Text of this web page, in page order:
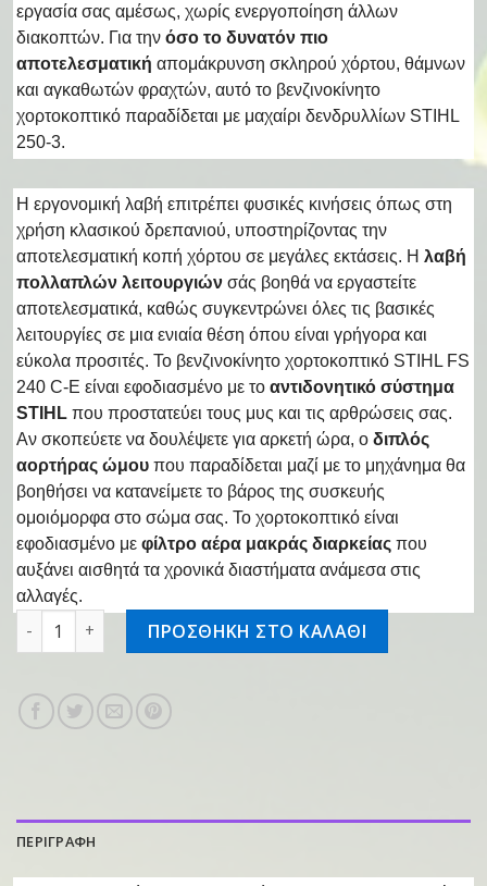
εργασία σας αμέσως, χωρίς ενεργοποίηση άλλων
διακοπτών. Για την όσο το δυνατόν πιο
αποτελεσματική απομάκρυνση σκληρού χόρτου, θάμνων
και αγκαθωτών φραχτών, αυτό το βενζινοκίνητο
χορτοκοπτικό παραδίδεται με μαχαίρι δενδρυλλίων STIHL
250-3.
Η εργονομική λαβή επιτρέπει φυσικές κινήσεις όπως στη
χρήση κλασικού δρεπανιού, υποστηρίζοντας την
αποτελεσματική κοπή χόρτου σε μεγάλες εκτάσεις. Η λαβή
πολλαπλών λειτουργιών σάς βοηθά να εργαστείτε
αποτελεσματικά, καθώς συγκεντρώνει όλες τις βασικές
λειτουργίες σε μια ενιαία θέση όπου είναι γρήγορα και
εύκολα προσιτές. Το βενζινοκίνητο χορτοκοπτικό STIHL FS
240 C-E είναι εφοδιασμένο με το αντιδονητικό σύστημα
STIHL που προστατεύει τους μυς και τις αρθρώσεις σας.
Αν σκοπεύετε να δουλέψετε για αρκετή ώρα, ο διπλός
αορτήρας ώμου που παραδίδεται μαζί με το μηχάνημα θα
βοηθήσει να κατανείμετε το βάρος της συσκευής
ομοιόμορφα στο σώμα σας. Το χορτοκοπτικό είναι
εφοδιασμένο με φίλτρο αέρα μακράς διαρκείας που
αυξάνει αισθητά τα χρονικά διαστήματα ανάμεσα στις
αλλαγές.
Χορτοκοπτικό βενζινοκίνητο FS 240 ποσότητα
ΠΡΟΣΘΗΚΗ ΣΤΟ ΚΑΛΑΘΙ
ΠΕΡΙΓΡΑΦΗ